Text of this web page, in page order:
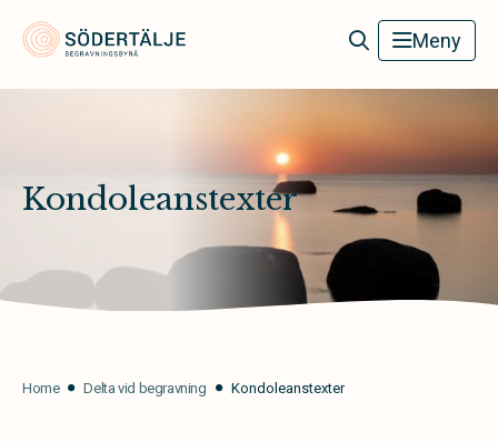
Södertälje Begravningsbyrå Meny
Kondoleanstexter
Home Delta vid begravning Kondoleanstexter